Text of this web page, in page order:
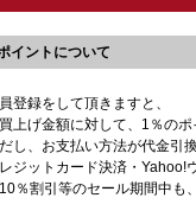
イントについて
登録をして頂きますと、
上げ金額に対して、1％の
し、お支払い方法が代金引
ジットカード決済・Yahoo!
10％割引等のセール期間中も